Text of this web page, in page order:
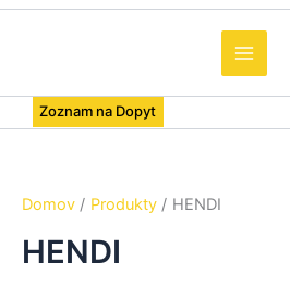
Zoznam na Dopyt
Domov Produkty HENDI
HENDI